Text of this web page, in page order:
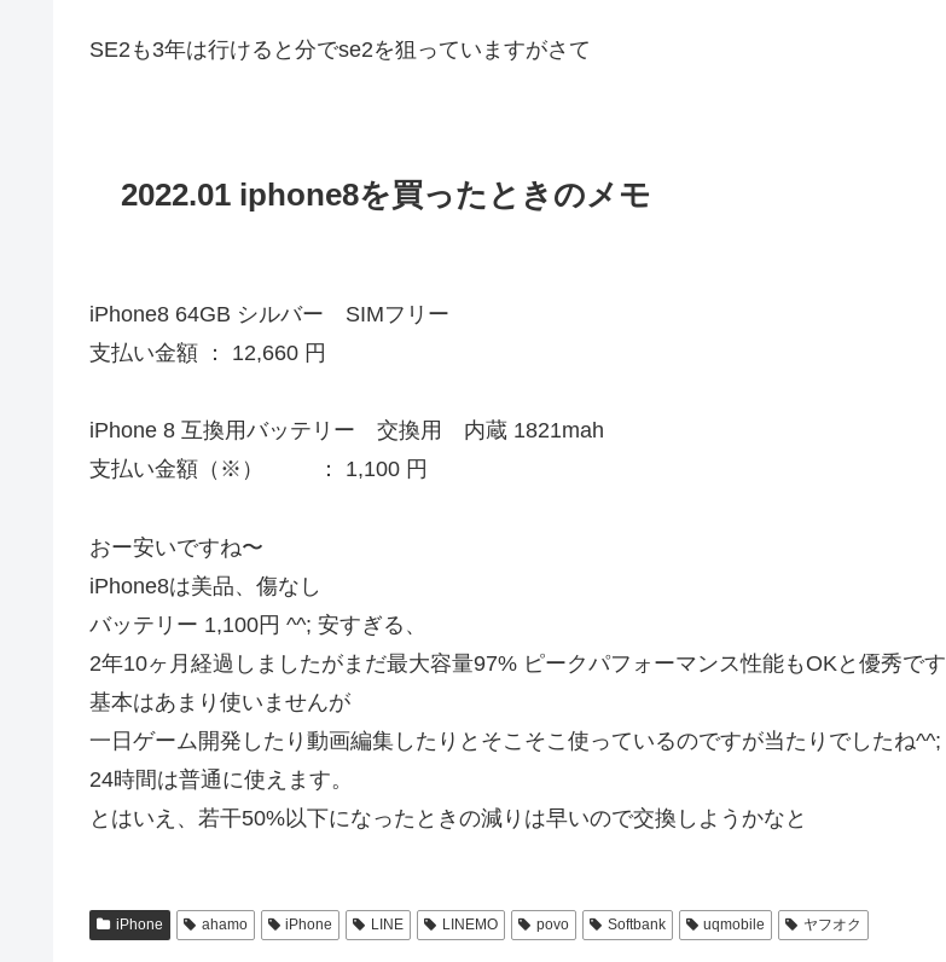
SE2も3年は行けると分でse2を狙っていますがさて
2022.01 iphone8を買ったときのメモ
iPhone8 64GB シルバー SIMフリー
支払い金額 ： 12,660 円
iPhone 8 互換用バッテリー 交換用 内蔵 1821mah
支払い金額（※） ： 1,100 円
おー安いですね〜
iPhone8は美品、傷なし
バッテリー 1,100円 ^^; 安すぎる、
2年10ヶ月経過しましたがまだ最大容量97% ピークパフォーマンス性能もOKと優秀です
基本はあまり使いませんが
一日ゲーム開発したり動画編集したりとそこそこ使っているのですが当たりでしたね^^;
24時間は普通に使えます。
とはいえ、若干50%以下になったときの減りは早いので交換しようかなと
iPhone ahamo iPhone LINE LINEMO povo Softbank uqmobile ヤフオク